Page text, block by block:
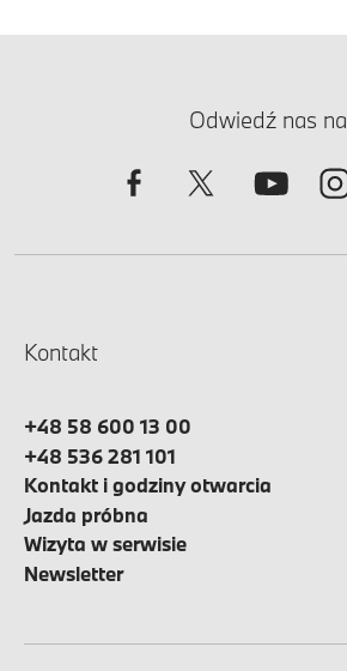
Odwiedź nas na
Kontakt
+48 58 600 13 00
+48 536 281 101
Kontakt i godziny otwarcia
Jazda próbna
Wizyta w serwisie
Newsletter